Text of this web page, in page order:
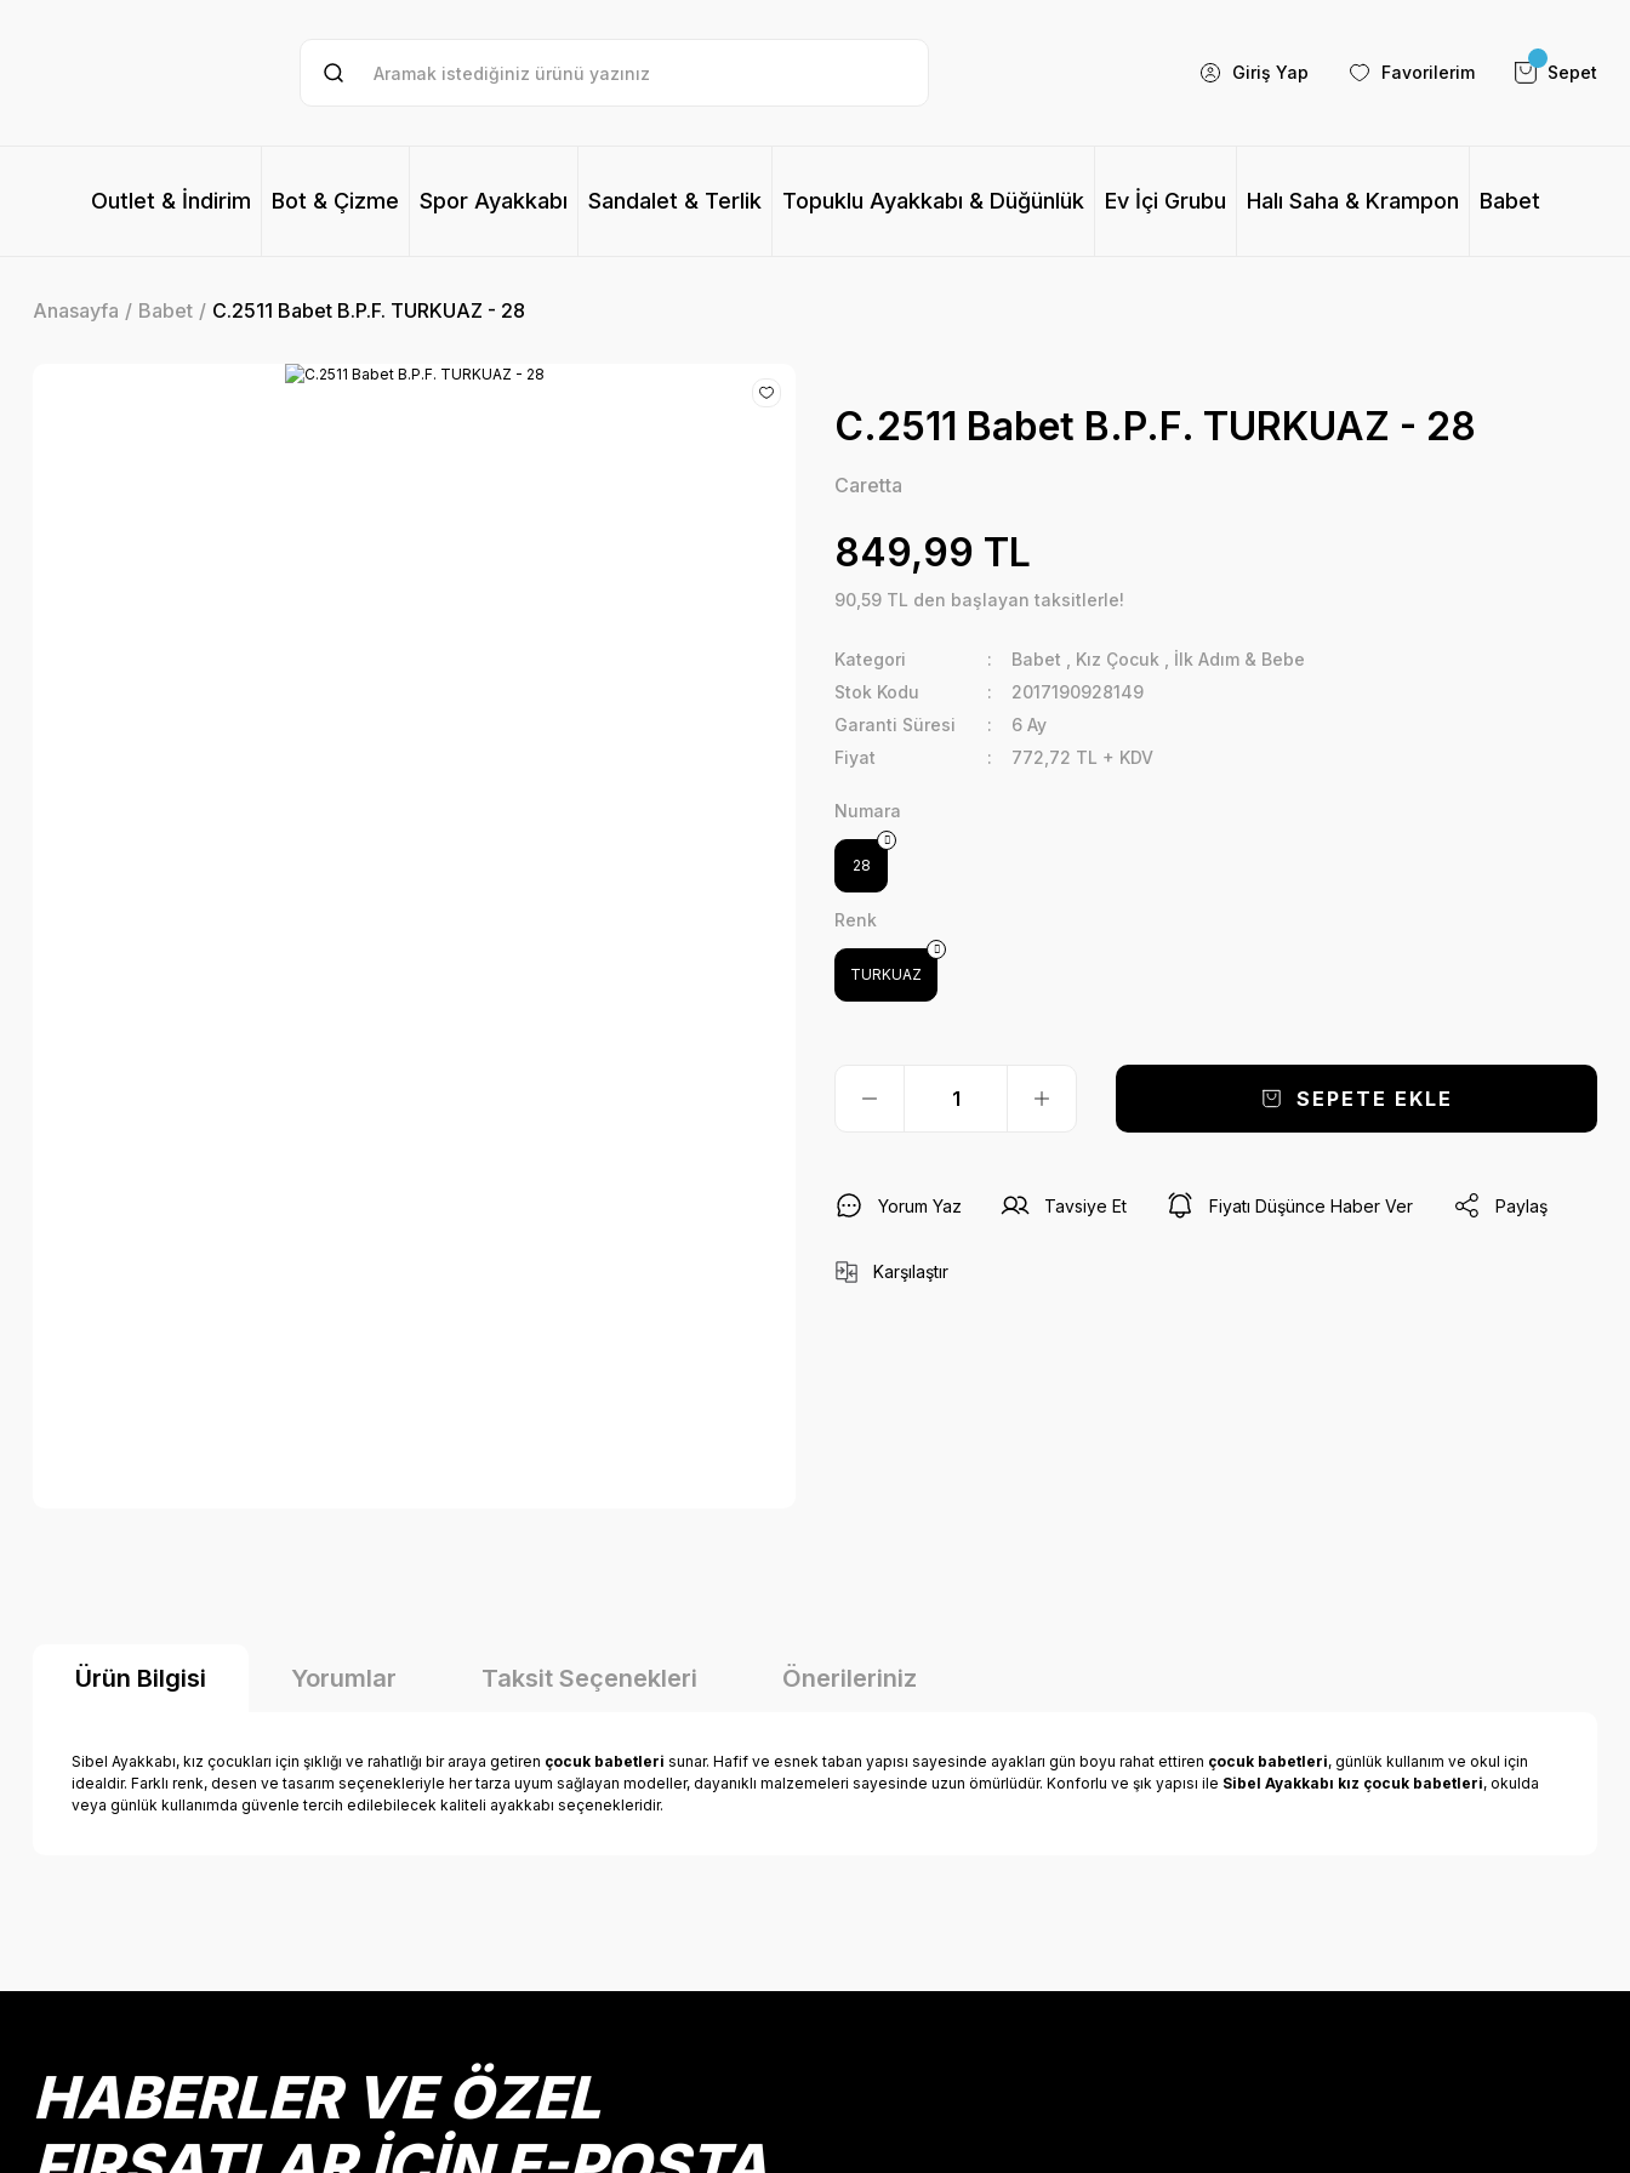
Giriş Yap Favorilerim Sepet
Outlet & İndirim Bot & Çizme Spor Ayakkabı Sandalet & Terlik Topuklu Ayakkabı & Düğünlük Ev İçi Grubu Halı Saha & Krampon Babet
Anasayfa Babet C.2511 Babet B.P.F. TURKUAZ - 28
C.2511 Babet B.P.F. TURKUAZ - 28
Caretta
849,99 TL
90,59 TL den başlayan taksitlerle!
Kategori Babet Kız Çocuk
İlk Adım & Bebe
Stok Kodu
2017190928149
Garanti Süresi
6 Ay
Fiyat
772,72 TL + KDV
Numara
28
Renk
TURKUAZ
SEPETE EKLE
Yorum Yaz Tavsiye Et Fiyatı Düşünce Haber Ver Paylaş
Karşılaştır
Ürün Bilgisi Yorumlar Taksit Seçenekleri Önerileriniz
Sibel Ayakkabı, kız çocukları için şıklığı ve rahatlığı bir araya getiren çocuk babetleri sunar. Hafif ve esnek taban yapısı sayesinde ayakları gün boyu rahat ettiren çocuk babetleri, günlük kullanım ve okul için
idealdir. Farklı renk, desen ve tasarım seçenekleriyle her tarza uyum sağlayan modeller, dayanıklı malzemeleri sayesinde uzun ömürlüdür. Konforlu ve şık yapısı ile Sibel Ayakkabı kız çocuk babetleri, okulda
veya günlük kullanımda güvenle tercih edilebilecek kaliteli ayakkabı seçenekleridir.
Ürün resmi kalitesiz, bozuk veya görüntülenemiyor.
Ürün fiyatı diğer sitelerden daha pahalı.
Bu ürüne benzer farklı alternatifler olmalı.
HABERLER VE ÖZEL